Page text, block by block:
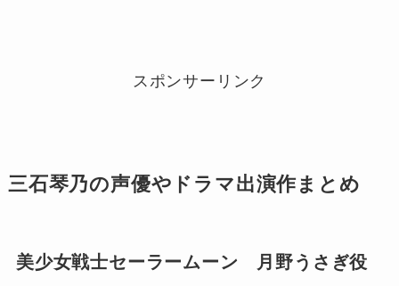
スポンサーリンク
三石琴乃の声優やドラマ出演作まとめ
美少女戦士セーラームーン 月野うさぎ役